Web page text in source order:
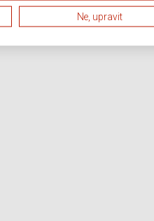
Ne, upravit